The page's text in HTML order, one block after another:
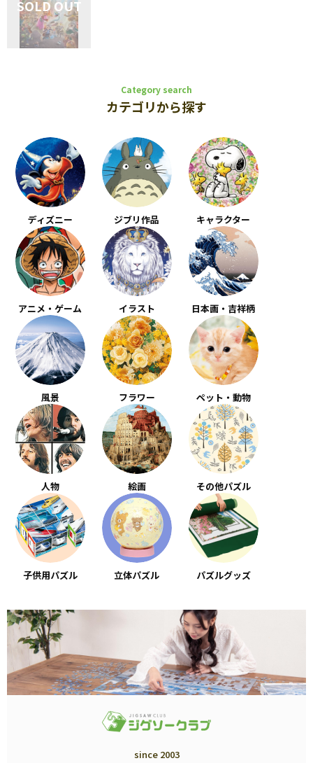
Category search
カテゴリから探す
ディズニー ジブリ作品 キャラクター
アニメ・ゲーム イラスト 日本画・吉祥柄
風景 フラワー ペット・動物
人物 絵画 その他パズル
子供用パズル 立体パズル パズルグッズ
since 2003